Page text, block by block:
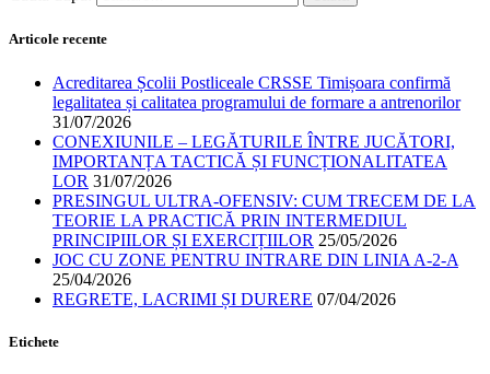
Articole recente
Acreditarea Școlii Postliceale CRSSE Timișoara confirmă
legalitatea și calitatea programului de formare a antrenorilor
31/07/2026
CONEXIUNILE – LEGĂTURILE ÎNTRE JUCĂTORI,
IMPORTANȚA TACTICĂ ȘI FUNCȚIONALITATEA
LOR 31/07/2026
PRESINGUL ULTRA-OFENSIV: CUM TRECEM DE LA
TEORIE LA PRACTICĂ PRIN INTERMEDIUL
PRINCIPIILOR ȘI EXERCIȚIILOR 25/05/2026
JOC CU ZONE PENTRU INTRARE DIN LINIA A-2-A
25/04/2026
REGRETE, LACRIMI ȘI DURERE 07/04/2026
Etichete